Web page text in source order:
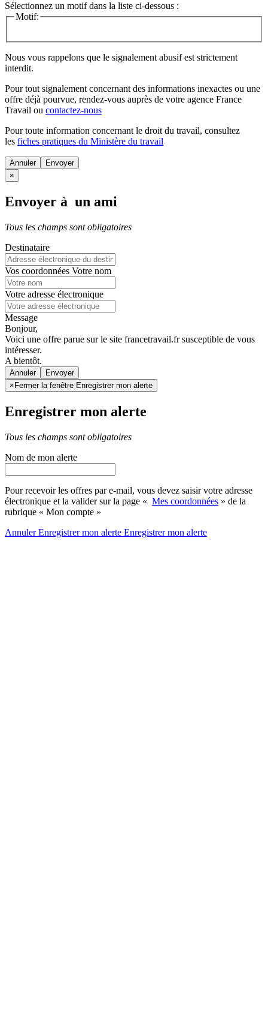
Sélectionnez un motif dans la liste ci-dessous :
Motif:
Nous vous rappelons que le signalement abusif est strictement
interdit.
Pour tout signalement concernant des informations inexactes ou une
offre déjà pourvue, rendez-vous auprès de votre agence France
Travail ou contactez-nous
Pour toute information concernant le droit du travail, consultez
les fiches pratiques du Ministère du travail
Annuler
×
Envoyer à un ami
Tous les champs sont obligatoires
Destinataire
Vos coordonnées Votre nom
Votre adresse électronique
Message
Bonjour,
Voici une offre parue sur le site francetravail.fr susceptible de vous
intéresser.
A bientôt.
Annuler
× Fermer la fenêtre Enregistrer mon alerte
Enregistrer mon alerte
Tous les champs sont obligatoires
Nom de mon alerte
Pour recevoir les offres par e-mail, vous devez saisir votre adresse
électronique et la valider sur la page « Mes coordonnées » de la
rubrique « Mon compte »
AnnulerEnregistrer mon alerte Enregistrermon alerte